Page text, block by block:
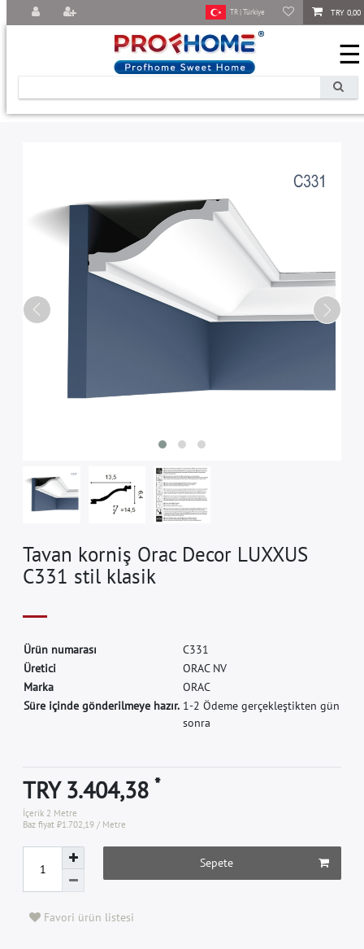
TRY 0,00
TR | Türkiye
☰
Tavan korniş Orac Decor LUXXUS
C331 stil klasik
Ürün numarası C331
Üretici ORAC NV
Marka ORAC
Süre içinde gönderilmeye hazır. 1-2 Ödeme gerçekleştikten gün
sonra
TRY 3.404,38*
İçerik 2 Metre
Baz fiyat₺1.702,19 / Metre
Sepete
Favori ürün listesi